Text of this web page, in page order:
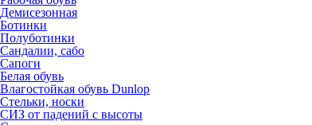
Демисезонная
Ботинки
Полуботинки
Сандалии, сабо
Сапоги
Белая обувь
Влагостойкая обувь Dunlop
Стельки, носки
СИЗ от падений с высоты